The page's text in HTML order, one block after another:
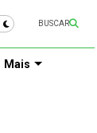
BUSCAR
Mais